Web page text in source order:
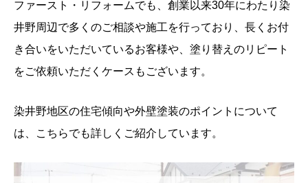
ファースト・リフォームでも、創業以来30年にわたり染
井野周辺で多くのご相談や施工を行っており、長くお付
き合いをいただいているお客様や、塗り替えのリピート
をご依頼いただくケースもございます。
染井野地区の住宅傾向や外壁塗装のポイントについて
は、こちらでも詳しくご紹介しています。